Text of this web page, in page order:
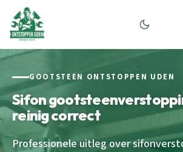
GOOTSTEEN ONTSTOPPEN UDEN
Sifon
reinig correct
Professionele uitleg over